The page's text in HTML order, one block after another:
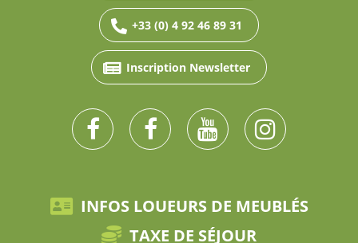
+33 (0) 4 92 46 89 31
Inscription Newsletter
INFOS LOUEURS DE MEUBLÉS
TAXE DE SÉJOUR